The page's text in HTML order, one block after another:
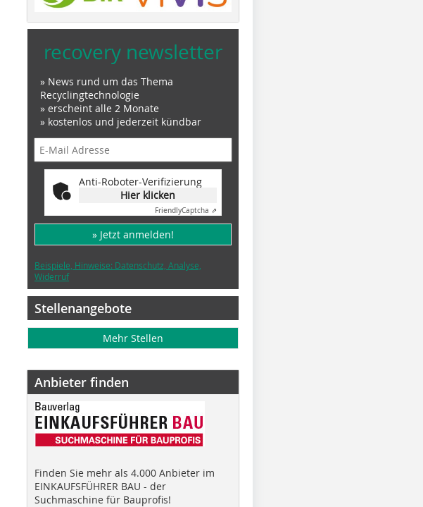
recovery newsletter
» News rund um das Thema
Recyclingtechnologie
» erscheint alle 2 Monate
» kostenlos und jederzeit kündbar
Anti-Roboter-Verifizierung
Hier klicken
FriendlyCaptcha ⇗
» Jetzt anmelden!
Beispiele, Hinweise: Datenschutz, Analyse,
Widerruf
Stellenangebote
Mehr Stellen
Anbieter finden
Finden Sie mehr als 4.000 Anbieter im
EINKAUFSFÜHRER BAU - der
Suchmaschine für Bauprofis!